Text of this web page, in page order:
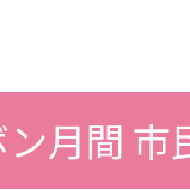
月間 市